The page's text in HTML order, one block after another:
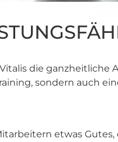
die
sondern auch
etwas